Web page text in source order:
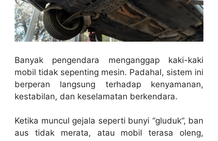
Banyak pengendara menganggap kaki-kaki
mobil tidak sepenting mesin. Padahal, sistem ini
berperan langsung terhadap kenyamanan,
kestabilan, dan keselamatan berkendara.
Ketika muncul gejala seperti bunyi “gluduk”, ban
aus tidak merata, atau mobil terasa oleng,